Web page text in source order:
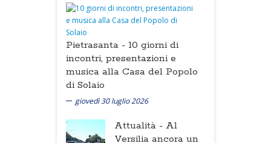
Pietrasanta - 10 giorni di
incontri, presentazioni e
musica alla Casa del Popolo
di Solaio
giovedì 30 luglio 2026
Attualità - Al
Versilia ancora un